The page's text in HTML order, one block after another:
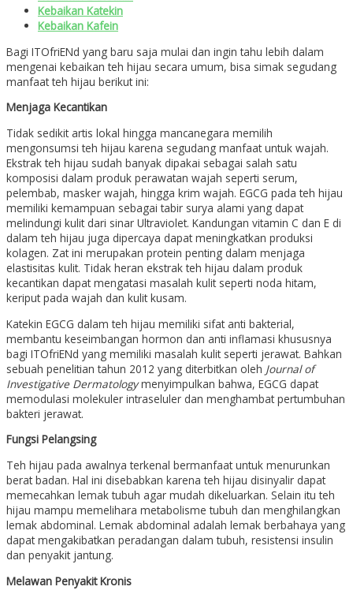
Kebaikan Katekin
Kebaikan Kafein
Bagi ITOfriENd yang baru saja mulai dan ingin tahu lebih dalam
mengenai kebaikan teh hijau secara umum, bisa simak segudang
manfaat teh hijau berikut ini:
Menjaga Kecantikan
Tidak sedikit artis lokal hingga mancanegara memilih
mengonsumsi teh hijau karena segudang manfaat untuk wajah.
Ekstrak teh hijau sudah banyak dipakai sebagai salah satu
komposisi dalam produk perawatan wajah seperti serum,
pelembab, masker wajah, hingga krim wajah. EGCG pada teh hijau
memiliki kemampuan sebagai tabir surya alami yang dapat
melindungi kulit dari sinar Ultraviolet. Kandungan vitamin C dan E di
dalam teh hijau juga dipercaya dapat meningkatkan produksi
kolagen. Zat ini merupakan protein penting dalam menjaga
elastisitas kulit. Tidak heran ekstrak teh hijau dalam produk
kecantikan dapat mengatasi masalah kulit seperti noda hitam,
keriput pada wajah dan kulit kusam.
Katekin EGCG dalam teh hijau memiliki sifat anti bakterial,
membantu keseimbangan hormon dan anti inflamasi khususnya
bagi ITOfriENd yang memiliki masalah kulit seperti jerawat. Bahkan
sebuah penelitian tahun 2012 yang diterbitkan oleh Journal of
Investigative Dermatologymenyimpulkan bahwa, EGCG dapat
memodulasi molekuler intraseluler dan menghambat pertumbuhan
bakteri jerawat.
Fungsi Pelangsing
Teh hijau pada awalnya terkenal bermanfaat untuk menurunkan
berat badan. Hal ini disebabkan karena teh hijau disinyalir dapat
memecahkan lemak tubuh agar mudah dikeluarkan. Selain itu teh
hijau mampu memelihara metabolisme tubuh dan menghilangkan
lemak abdominal. Lemak abdominal adalah lemak berbahaya yang
dapat mengakibatkan peradangan dalam tubuh, resistensi insulin
dan penyakit jantung.
Melawan Penyakit Kronis